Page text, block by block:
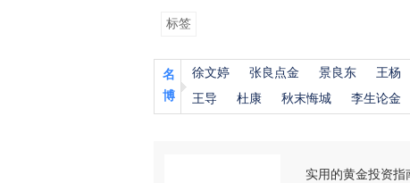
标签
名
博
徐文婷 张良点金 景良东 王杨
王导
杜康 秋末悔城 李生论金
实用的黄金投资